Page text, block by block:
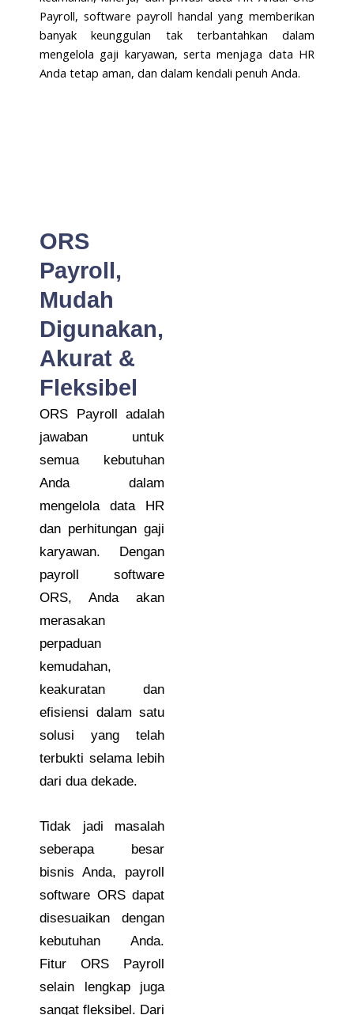
Payroll, software payroll handal yang memberikan
banyak keunggulan tak terbantahkan dalam
mengelola gaji karyawan, serta menjaga data HR
Anda tetap aman, dan dalam kendali penuh Anda.
ORS
Payroll,
Mudah
Digunakan,
Akurat &
Fleksibel
ORS Payroll adalah
jawaban untuk
semua kebutuhan
Anda dalam
mengelola data HR
dan perhitungan gaji
karyawan. Dengan
payroll software
ORS, Anda akan
merasakan
perpaduan
kemudahan,
keakuratan dan
efisiensi dalam satu
solusi yang telah
terbukti selama lebih
dari dua dekade.
Tidak jadi masalah
seberapa besar
bisnis Anda, payroll
software ORS dapat
disesuaikan dengan
kebutuhan Anda.
Fitur ORS Payroll
selain lengkap juga
sangat fleksibel. Dari